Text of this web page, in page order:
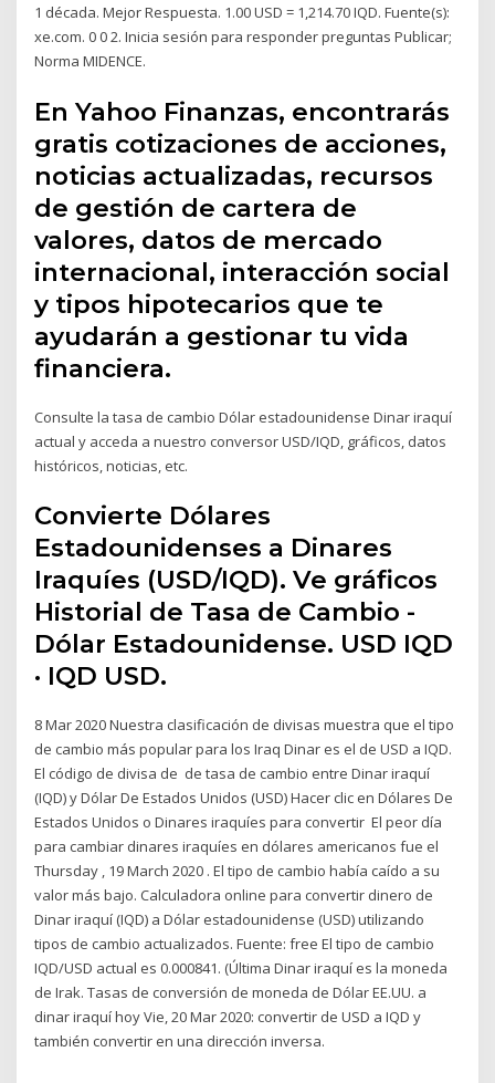
1 década. Mejor Respuesta. 1.00 USD = 1,214.70 IQD. Fuente(s):
xe.com. 0 0 2. Inicia sesión para responder preguntas Publicar;
Norma MIDENCE.
En Yahoo Finanzas, encontrarás
gratis cotizaciones de acciones,
noticias actualizadas, recursos
de gestión de cartera de
valores, datos de mercado
internacional, interacción social
y tipos hipotecarios que te
ayudarán a gestionar tu vida
financiera.
Consulte la tasa de cambio Dólar estadounidense Dinar iraquí
actual y acceda a nuestro conversor USD/IQD, gráficos, datos
históricos, noticias, etc.
Convierte Dólares
Estadounidenses a Dinares
Iraquíes (USD/IQD). Ve gráficos
Historial de Tasa de Cambio -
Dólar Estadounidense. USD IQD
· IQD USD.
8 Mar 2020 Nuestra clasificación de divisas muestra que el tipo
de cambio más popular para los Iraq Dinar es el de USD a IQD.
El código de divisa de de tasa de cambio entre Dinar iraquí
(IQD) y Dólar De Estados Unidos (USD) Hacer clic en Dólares De
Estados Unidos o Dinares iraquíes para convertir El peor día
para cambiar dinares iraquíes en dólares americanos fue el
Thursday , 19 March 2020 . El tipo de cambio había caído a su
valor más bajo. Calculadora online para convertir dinero de
Dinar iraquí (IQD) a Dólar estadounidense (USD) utilizando
tipos de cambio actualizados. Fuente: free El tipo de cambio
IQD/USD actual es 0.000841. (Última Dinar iraquí es la moneda
de Irak. Tasas de conversión de moneda de Dólar EE.UU. a
dinar iraquí hoy Vie, 20 Mar 2020: convertir de USD a IQD y
también convertir en una dirección inversa.